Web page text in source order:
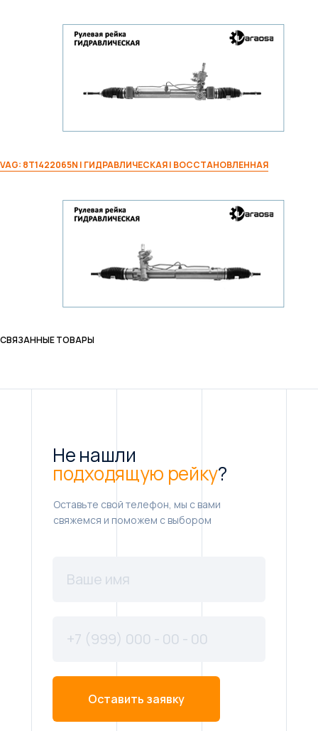
VAG: 8T1422065N | ГИДРАВЛИЧЕСКАЯ | ВОССТАНОВЛЕННАЯ
СВЯЗАННЫЕ ТОВАРЫ
Не нашли
подходящую рейку?
Оставьте свой телефон, мы с вами
свяжемся и поможем с выбором
Оставить заявку